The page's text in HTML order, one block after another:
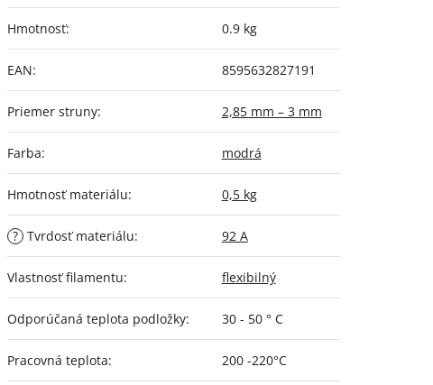
Hmotnosť: 0.9 kg
EAN: 8595632827191
Priemer struny: 2,85 mm – 3 mm
Farba: modrá
Hmotnosť materiálu: 0,5 kg
? Tvrdosť materiálu: 92 A
Vlastnosť filamentu: flexibilný
Odporúčaná teplota podložky: 30 - 50 ° C
Pracovná teplota: 200 -220°C